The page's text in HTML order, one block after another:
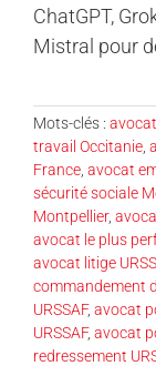
ChatGPT,
Mistral pour
Mots-clés :
travail Occitanie
France avocat
sécurité sociale
Montpellier,
avocat le plus
avocat litige
commandement
URSSAF, avocat
URSSAF, avocat
redressement